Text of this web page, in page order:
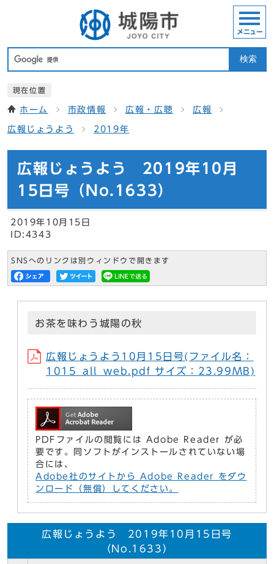
検索
メニュー
現在位置
ホーム 市政情報 広報・広聴 広報
広報じょうよう 2019年
広報じょうよう 2019年10月
15日号（No.1633）
2019年10月15日
ID:4343
SNSへのリンクは別ウィンドウで開きます
お茶を味わう城陽の秋
広報じょうよう10月15日号(ファイル名：
1015_all_web.pdf サイズ：23.99MB)
PDFファイルの閲覧には Adobe Reader が必
要です。同ソフトがインストールされていない場
合には、
Adobe社のサイトから Adobe Reader をダウ
ンロード（無償）してください。
広報じょうよう 2019年10月15日号
（No.1633）